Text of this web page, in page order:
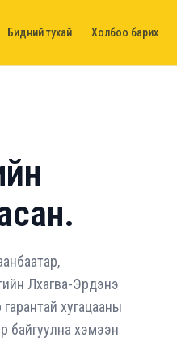
Бидний тухай Холбоо барих
Лхагва-Эрдэнэ
хугацааны
байгуулна хэмээн